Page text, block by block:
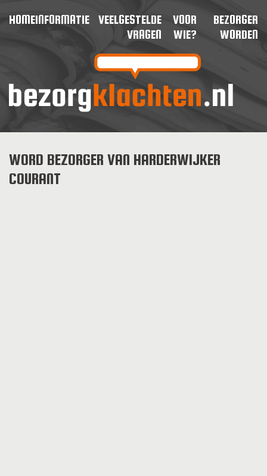
HOMEINFORMATIE
VEELGESTELDE
VRAGEN
VOOR
WIE?
BEZORGER
WORDEN
WORD BEZORGER VAN HARDERWIJKER
COURANT